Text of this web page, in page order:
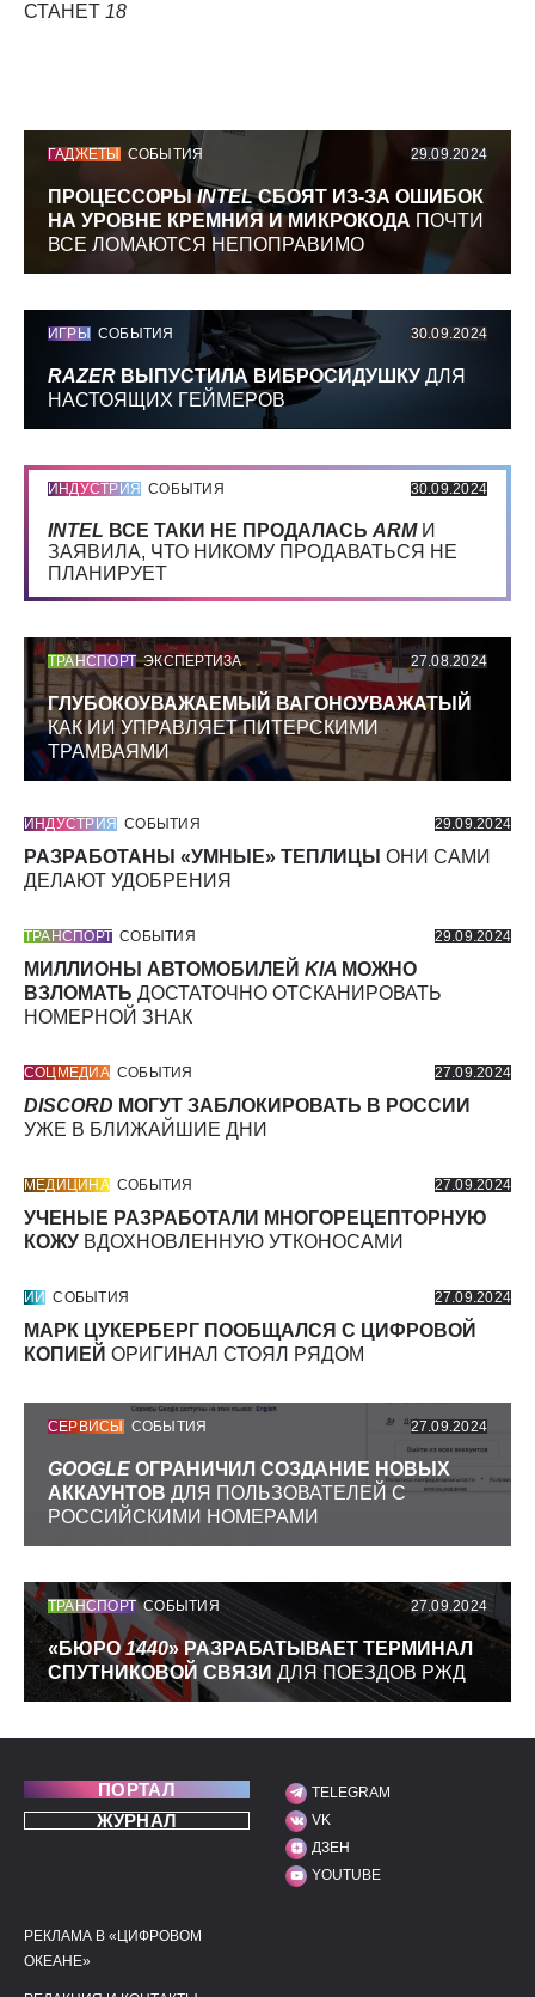
СТАНЕТ 18
ГАДЖЕТЫ СОБЫТИЯ 29.09.2024
ПРОЦЕССОРЫINTELСБОЯТ ИЗ-ЗА ОШИБОК
НА УРОВНЕ КРЕМНИЯ И МИКРОКОДА ПОЧТИ
ВСЕ ЛОМАЮТСЯ НЕПОПРАВИМО
ИГРЫ СОБЫТИЯ 30.09.2024
RAZER ВЫПУСТИЛА ВИБРОСИДУШКУ ДЛЯ
НАСТОЯЩИХ ГЕЙМЕРОВ
ИНДУСТРИЯ СОБЫТИЯ 30.09.2024
INTEL ВСЕ ТАКИ НЕ ПРОДАЛАСЬ ARMИ
ЗАЯВИЛА, ЧТО НИКОМУ ПРОДАВАТЬСЯ НЕ
ПЛАНИРУЕТ
ТРАНСПОРТ ЭКСПЕРТИЗА 27.08.2024
ГЛУБОКОУВАЖАЕМЫЙ ВАГОНОУВАЖАТЫЙ
КАК ИИ УПРАВЛЯЕТ ПИТЕРСКИМИ
ТРАМВАЯМИ
ИНДУСТРИЯ СОБЫТИЯ 29.09.2024
РАЗРАБОТАНЫ «УМНЫЕ» ТЕПЛИЦЫ ОНИ САМИ
ДЕЛАЮТ УДОБРЕНИЯ
ТРАНСПОРТ СОБЫТИЯ 29.09.2024
МИЛЛИОНЫ АВТОМОБИЛЕЙ KIA МОЖНО
ВЗЛОМАТЬ ДОСТАТОЧНО ОТСКАНИРОВАТЬ
НОМЕРНОЙ ЗНАК
СОЦМЕДИА СОБЫТИЯ 27.09.2024
DISCORD МОГУТ ЗАБЛОКИРОВАТЬ В РОССИИ
УЖЕ В БЛИЖАЙШИЕ ДНИ
МЕДИЦИНА СОБЫТИЯ 27.09.2024
УЧЕНЫЕ РАЗРАБОТАЛИ МНОГОРЕЦЕПТОРНУЮ
КОЖУ ВДОХНОВЛЕННУЮ УТКОНОСАМИ
ИИ СОБЫТИЯ 27.09.2024
МАРК ЦУКЕРБЕРГ ПООБЩАЛСЯ С ЦИФРОВОЙ
КОПИЕЙ ОРИГИНАЛ СТОЯЛ РЯДОМ
СЕРВИСЫ СОБЫТИЯ 27.09.2024
GOOGLE ОГРАНИЧИЛ СОЗДАНИЕ НОВЫХ
АККАУНТОВ ДЛЯ ПОЛЬЗОВАТЕЛЕЙ С
РОССИЙСКИМИ НОМЕРАМИ
ТРАНСПОРТ СОБЫТИЯ 27.09.2024
«БЮРО1440» РАЗРАБАТЫВАЕТ ТЕРМИНАЛ
СПУТНИКОВОЙ СВЯЗИ ДЛЯ ПОЕЗДОВ РЖД
ПОРТАЛ
ЖУРНАЛ
МЫ В СОЦИАЛЬНЫХ
TELEGRAM
VK
ДЗЕН
YOUTUBE
ПОЛЕЗНЫЕ ССЫЛКИ
РЕКЛАМА В «ЦИФРОВОМ
ОКЕАНЕ»